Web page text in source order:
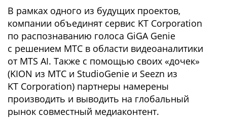
В рамках одного из будущих проектов,
компании объединят сервис KT Сorporation
по распознаванию голоса GiGA Genie
с решением МТС в области видеоаналитики
от MTS AI. Также с помощью своих «дочек»
(KION из МТС и StudioGenie и Seezn из
KT Сorporation) партнеры намерены
производить и выводить на глобальный
рынок совместный медиаконтент.